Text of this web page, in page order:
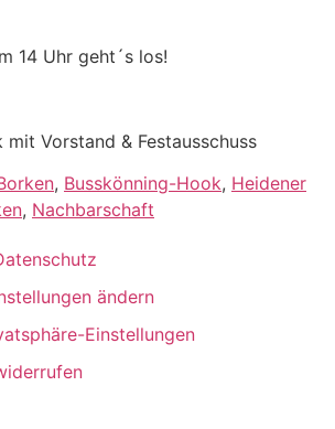
14 Uhr geht´s los!
mit Vorstand & Festausschuss
, Busskönning-Hook, Heidener
, Nachbarschaft
ändern
Einstellungen